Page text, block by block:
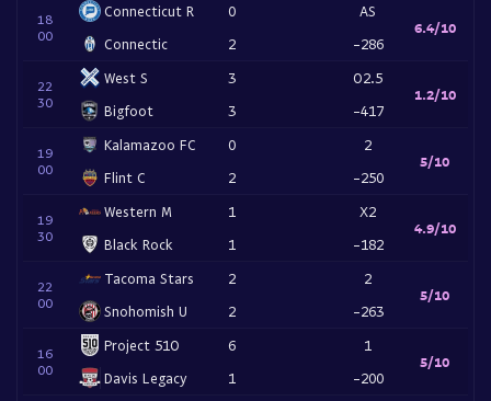
18
00
Connecticut R
Connectic
0
2
AS
-286
6.4/10
22
30
West S
Bigfoot
3
3
O2.5
-417
1.2/10
19
00
Kalamazoo FC
Flint C
0
2
2
-250
5/10
19
30
Western M
Black Rock
1
1
X2
-182
4.9/10
22
00
Tacoma Stars
Snohomish U
2
2
2
-263
5/10
16
00
Project 51O
Davis Legacy
6
1
1
-200
5/10